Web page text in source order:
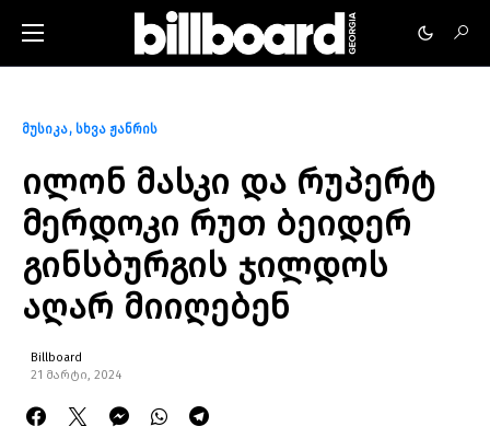
მუსიკა სხვა ჟანრის
ილონ მასკი და რუპერტ
მერდოკი რუთ ბეიდერ
გინსბურგის ჯილდოს
აღარ მიიღებენ
Billboard
21 მარტი, 2024